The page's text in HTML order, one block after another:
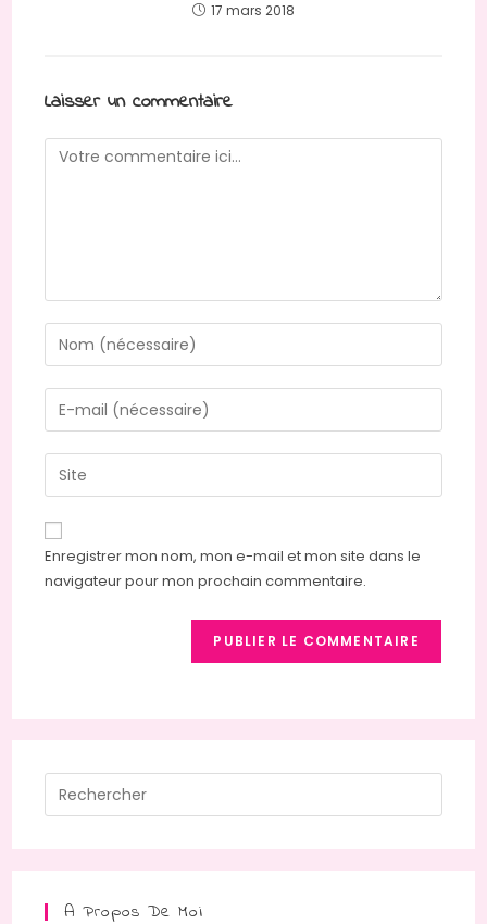
17 mars 2018
Laisser un commentaire
Comment
Enter
your
name
or
to
comment
Enter
your
email
address
comment
Saisir
l’URL
de
votre
site
Enregistrer mon nom, mon e-mail et mon site dans le
navigateur pour mon prochain commentaire.
A Propos De Moi